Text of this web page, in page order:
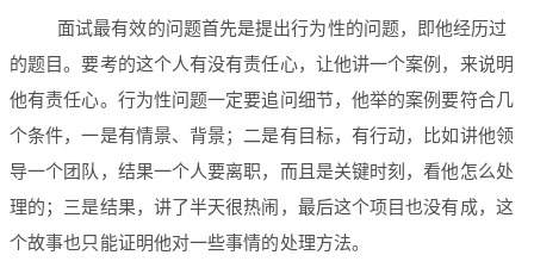
面试最有效的问题首先是提出行为性的问题，即他经历过
的题目。要考的这个人有没有责任心，让他讲一个案例，来说明
他有责任心。行为性问题一定要追问细节，他举的案例要符合几
个条件，一是有情景、背景；二是有目标，有行动，比如讲他领
导一个团队，结果一个人要离职，而且是关键时刻，看他怎么处
理的；三是结果，讲了半天很热闹，最后这个项目也没有成，这
个故事也只能证明他对一些事情的处理方法。